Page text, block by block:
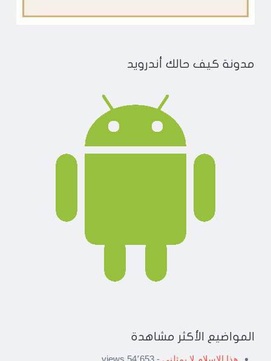
مدونة كيف حالك أندرويد
المواضيع الأكثر مشاهدة
هذا الإسلام لا يمثلني - 54٬653 views